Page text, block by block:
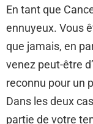
En tant que
ennuyeux. Vous
que jamais, en
venez peut-être
reconnu pour un
Dans les deux
partie de votre